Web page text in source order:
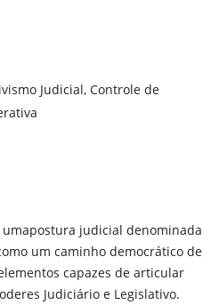
Judicial, Controle de
judicial denominada
um caminho democrático de
capazes de articular
Judiciário e Legislativo.